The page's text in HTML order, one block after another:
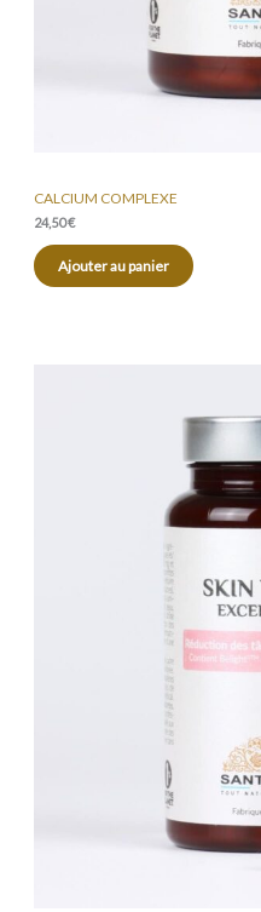
CALCIUM COMPLEXE
24,50€
Ajouter au panier